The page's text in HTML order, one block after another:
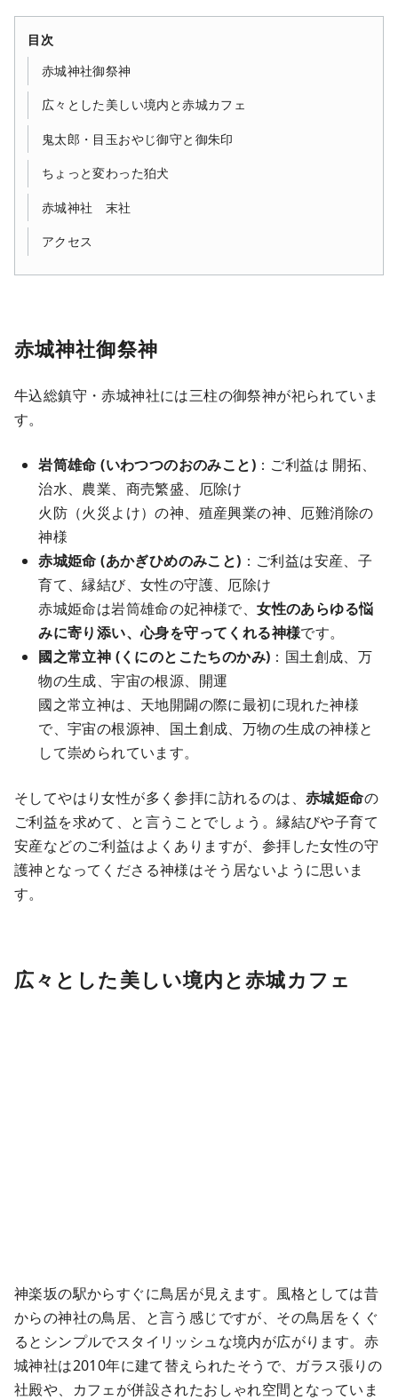
目次
赤城神社御祭神
広々とした美しい境内と赤城カフェ
鬼太郎・目玉おやじ御守と御朱印
ちょっと変わった狛犬
赤城神社 末社
アクセス
赤城神社御祭神
牛込総鎮守・赤城神社には三柱の御祭神が祀られていま
す。
岩筒雄命 (いわつつのおのみこと) ：ご利益は 開拓、
治水、農業、商売繁盛、厄除け
火防（火災よけ）の神、殖産興業の神、厄難消除の
神様
赤城姫命 (あかぎひめのみこと) ：ご利益は安産、子
育て、縁結び、女性の守護、厄除け
赤城姫命は岩筒雄命の妃神様で、女性のあらゆる悩
みに寄り添い、心身を守ってくれる神様です。
國之常立神 (くにのとこたちのかみ) ：国土創成、万
物の生成、宇宙の根源、開運
國之常立神は、天地開闢の際に最初に現れた神様
で、宇宙の根源神、国土創成、万物の生成の神様と
して崇められています。
そしてやはり女性が多く参拝に訪れるのは、 赤城姫命の
ご利益を求めて、と言うことでしょう。縁結びや子育て
安産などのご利益はよくありますが、参拝した女性の守
護神となってくださる神様はそう居ないように思いま
す。
広々とした美しい境内と赤城カフェ
神楽坂の駅からすぐに鳥居が見えます。風格としては昔
からの神社の鳥居、と言う感じですが、その鳥居をくぐ
るとシンプルでスタイリッシュな境内が広がります。赤
城神社は2010年に建て替えられたそうで、ガラス張りの
社殿や、カフェが併設されたおしゃれ空間となっていま